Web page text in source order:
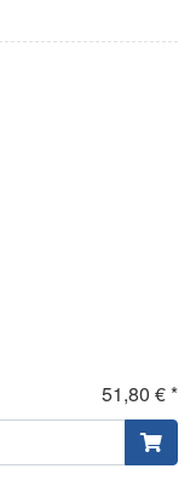
51,80 € *